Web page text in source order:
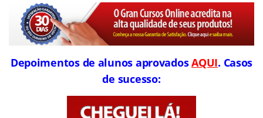
Depoimentos de alunos aprovadosAQUI. Casos
de sucesso: